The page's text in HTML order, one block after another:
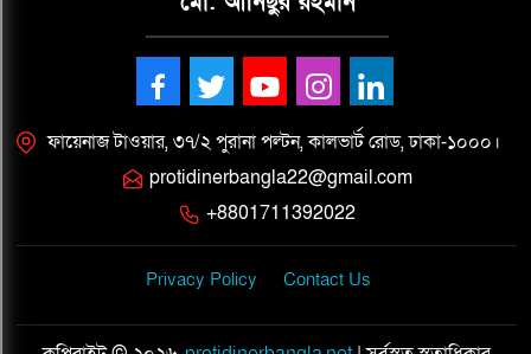
ফায়েনাজ টাওয়ার, ৩৭/২ পুরানা পল্টন, কালভার্ট রোড, ঢাকা-১০০০।
protidinerbangla22@gmail.com
+8801711392022
Privacy Policy Contact Us